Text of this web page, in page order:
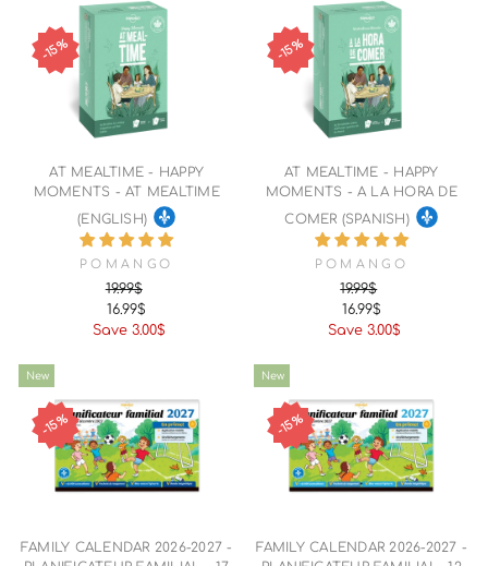
15%
AT MEALTIME - HAPPY
MOMENTS - AT MEALTIME
(ENGLISH)
POMANGO
Regular
price
19.99$
Sale
price
16.99$
Save 3.00$
15%
AT MEALTIME - HAPPY
MOMENTS - A LA HORA DE
COMER (SPANISH)
POMANGO
Regular
price
19.99$
Sale
price
16.99$
Save 3.00$
15%
New
FAMILY CALENDAR 2026-2027 -
15%
New
FAMILY CALENDAR 2026-2027 -